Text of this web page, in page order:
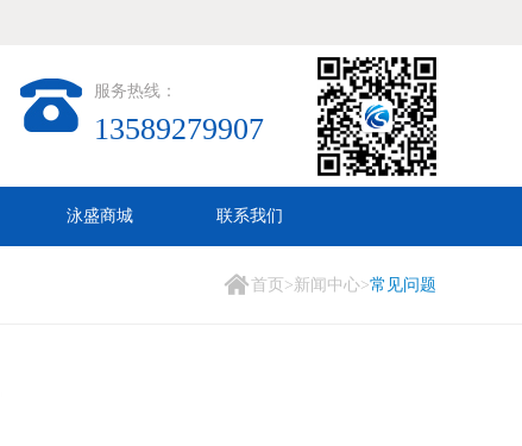
服务热线：
13589279907
泳盛商城 联系我们
首页 >新闻中心>常见问题